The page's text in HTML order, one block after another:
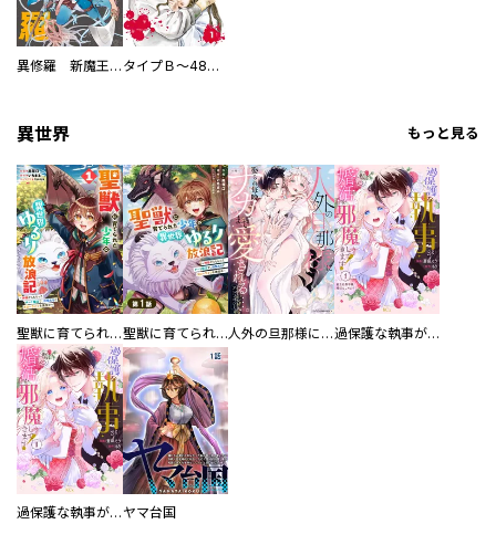
異修羅 新魔王戦争 タイプＢ～48時間後、致死率100％～【単話】
異世界 もっと見る
聖獣に育てられた少年の異世界ゆるり放浪記～神様からもらったチート魔法で、仲間たちとスローライフを満喫中～ 聖獣に育てられた少年の異世界ゆるり放浪記～神様からもらったチート魔法で、仲間たちとスローライフを満喫中～【分冊版】 人外の旦那様に娶られ毎晩ナカまで愛される…。アンソロジー 過保護な執事が私の婚活を邪魔してきます！ 分冊版
過保護な執事が私の婚活を邪魔してきます！ ヤマ台国